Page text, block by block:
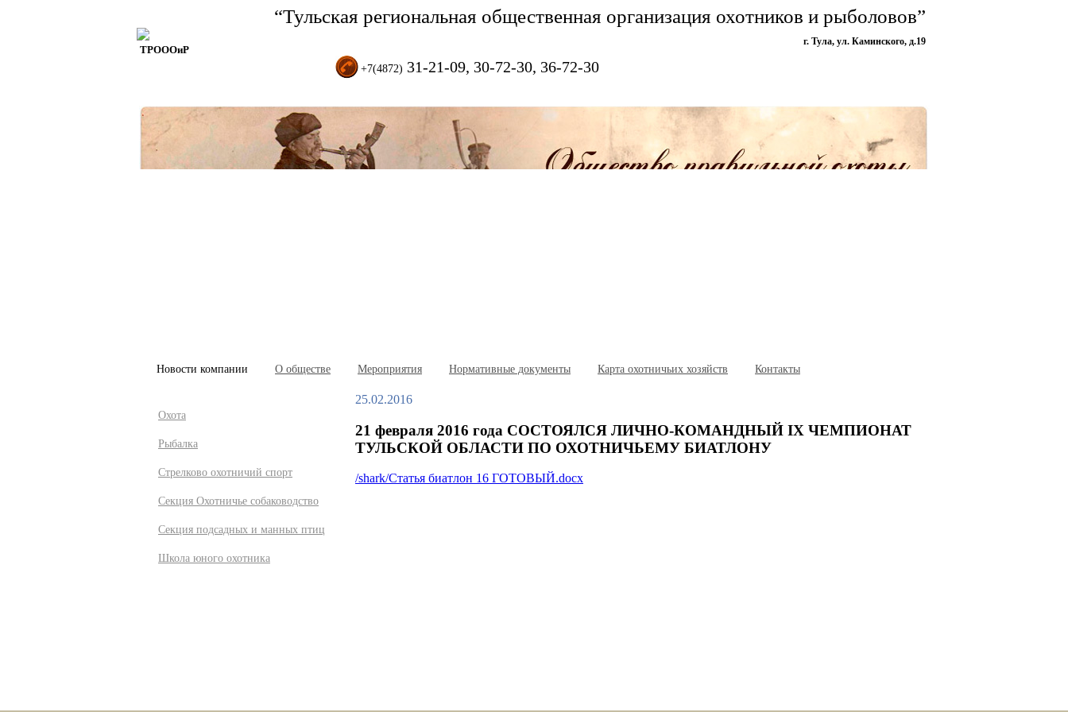
ТРОООиР
“Тульская региональная общественная организация охотников и рыболовов”
г. Тула, ул. Каминского, д.19
+7(4872) 31-21-09, 30-72-30, 36-72-30
Новости компании О обществе Мероприятия Нормативные документы Карта охотничьих хозяйств Контакты
Охота
Рыбалка
Стрелково охотничий спорт
Секция Охотничье собаководство
Секция подсадных и манных птиц
Школа юного охотника
25.02.2016
21 февраля 2016 года СОСТОЯЛСЯ ЛИЧНО-КОМАНДНЫЙ IX ЧЕМПИОНАТ
ТУЛЬСКОЙ ОБЛАСТИ ПО ОХОТНИЧЬЕМУ БИАТЛОНУ
/shark/Статья биатлон 16 ГОТОВЫЙ.docx